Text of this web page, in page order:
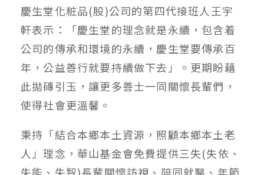
慶生堂化粧品(股)公司的第四代接班人王宇
軒表示：「慶生堂的理念就是永續，包含着
公司的傳承和環境的永續，慶生堂要傳承百
年，公益善行就要持續做下去」。更期盼藉
此拋磚引玉，讓更多善士一同關懷長輩們，
使得社會更溫馨。
秉持「結合本鄉本土資源，照顧本鄉本土老
人」理念，華山基金會免費提供三失(失依、
失能、失智)長輩關懷訪視、陪同就醫、年節